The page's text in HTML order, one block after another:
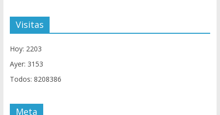
Visitas
Hoy: 2203
Ayer: 3153
Todos: 8208386
Meta